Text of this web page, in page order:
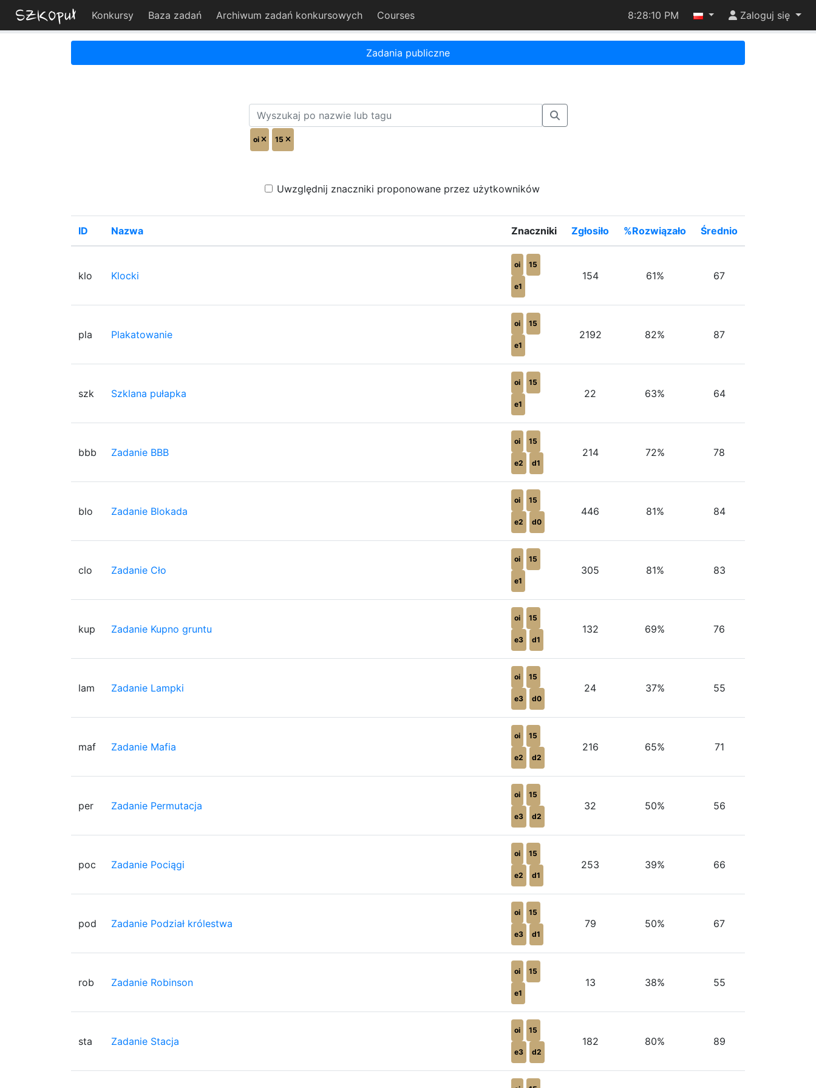
Konkursy Baza zadań Archiwum zadań konkursowych Courses 8:28:10 PM Zaloguj się
Zadania publiczne
oi 15
Uwzględnij znaczniki proponowane przez użytkowników
ID Nazwa Znaczniki Zgłosiło %Rozwiązało Średnio
klo Klocki
oi 15
e1
154 61% 67
pla Plakatowanie
oi 15
e1
2192 82% 87
szk Szklana pułapka
oi 15
e1
22 63% 64
bbb Zadanie BBB
oi 15
e2 d1
214 72% 78
blo Zadanie Blokada
oi 15
e2 d0
446 81% 84
clo Zadanie Cło
oi 15
e1
305 81% 83
kup Zadanie Kupno gruntu
oi 15
e3 d1
132 69% 76
lam Zadanie Lampki
oi 15
e3 d0
24 37% 55
maf Zadanie Mafia
oi 15
e2 d2
216 65% 71
per Zadanie Permutacja
oi 15
e3 d2
32 50% 56
poc Zadanie Pociągi
oi 15
e2 d1
253 39% 66
pod Zadanie Podział królestwa
oi 15
e3 d1
79 50% 67
rob Zadanie Robinson
oi 15
e1
13 38% 55
sta Zadanie Stacja
oi 15
e3 d2
182 80% 89